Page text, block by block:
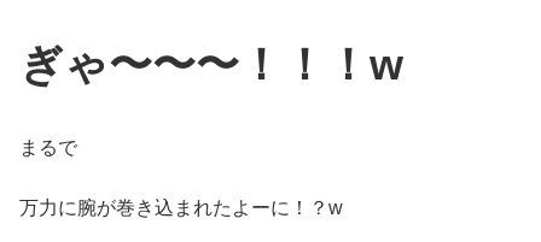
ぎゃ〜〜〜！！！w
まるで
万力に腕が巻き込まれたよーに！？w